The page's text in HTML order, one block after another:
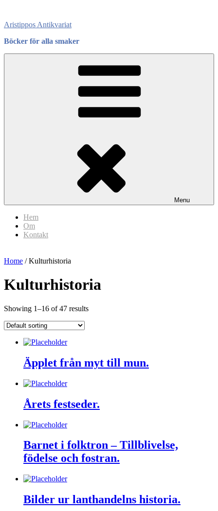
content
Aristippos Antikvariat
Böcker för alla smaker
Menu
Hem
Om
Kontakt
Home / Kulturhistoria
Kulturhistoria
Showing 1–16 of 47 results
Äpplet från myt till mun.
Årets festseder.
Barnet i folktron – Tillblivelse,
födelse och fostran.
Bilder ur lanthandelns historia.